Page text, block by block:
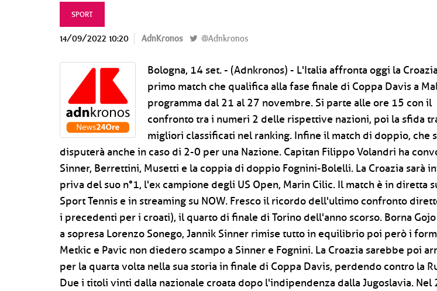
SPORT
14/09/2022 10:20 AdnKronos @Adnkronos
Bologna, 14 set. - (Adnkronos) - L'Italia affronta oggi la
primo match che qualifica alla fase finale di Coppa Davis a
programma dal 21 al 27 novembre. Si parte alle ore 15 con il
confronto tra i numeri 2 delle rispettive nazioni, poi la sfida
migliori classificati nel ranking. Infine il match di doppio, che
disputerà anche in caso di 2-0 per una Nazione. Capitan Filippo Volandri ha
Sinner, Berrettini, Musetti e la coppia di doppio Fognini-Bolelli. La Croazia sarà
priva del suo n°1, l'ex campione degli US Open, Marin Cilic. Il match è in diretta
Sport Tennis e in streaming su NOW. Fresco il ricordo dell'ultimo confronto
i precedenti per i croati), il quarto di finale di Torino dell'anno scorso. Borna
a sopresa Lorenzo Sonego, Jannik Sinner rimise tutto in equilibrio poi però i
Metkic e Pavic non diedero scampo a Sinner e Fognini. La Croazia sarebbe poi
per la quarta volta nella sua storia in finale di Coppa Davis, perdendo contro la
Due i titoli vinti dalla nazionale croata dopo l'indipendenza dalla Jugoslavia. Nel